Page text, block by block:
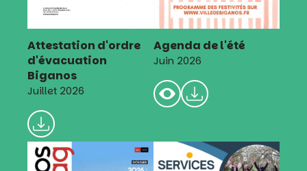
Attestation d'ordre
d'évacuation
Biganos
Juillet 2026
Agenda de l'été
Juin 2026